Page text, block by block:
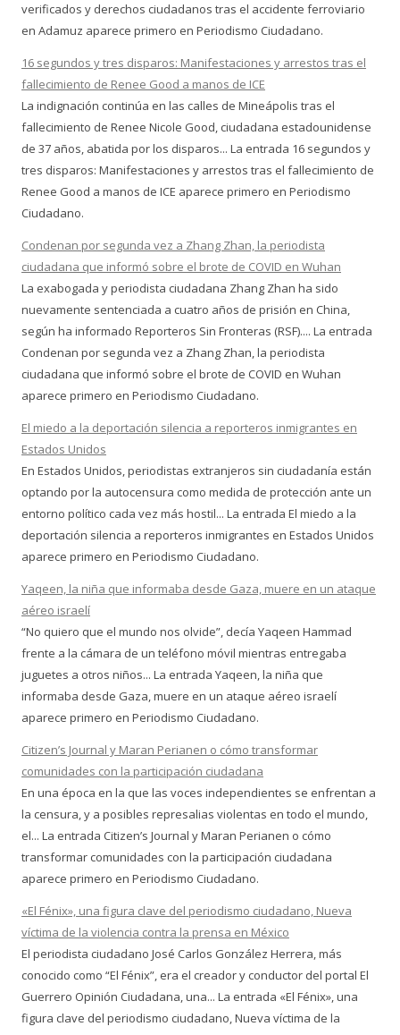
verificados y derechos ciudadanos tras el accidente ferroviario
en Adamuz aparece primero en Periodismo Ciudadano.
16 segundos y tres disparos: Manifestaciones y arrestos tras el
fallecimiento de Renee Good a manos de ICE
La indignación continúa en las calles de Mineápolis tras el
fallecimiento de Renee Nicole Good, ciudadana estadounidense
de 37 años, abatida por los disparos... La entrada 16 segundos y
tres disparos: Manifestaciones y arrestos tras el fallecimiento de
Renee Good a manos de ICE aparece primero en Periodismo
Ciudadano.
Condenan por segunda vez a Zhang Zhan, la periodista
ciudadana que informó sobre el brote de COVID en Wuhan
La exabogada y periodista ciudadana Zhang Zhan ha sido
nuevamente sentenciada a cuatro años de prisión en China,
según ha informado Reporteros Sin Fronteras (RSF).... La entrada
Condenan por segunda vez a Zhang Zhan, la periodista
ciudadana que informó sobre el brote de COVID en Wuhan
aparece primero en Periodismo Ciudadano.
El miedo a la deportación silencia a reporteros inmigrantes en
Estados Unidos
En Estados Unidos, periodistas extranjeros sin ciudadanía están
optando por la autocensura como medida de protección ante un
entorno político cada vez más hostil... La entrada El miedo a la
deportación silencia a reporteros inmigrantes en Estados Unidos
aparece primero en Periodismo Ciudadano.
Yaqeen, la niña que informaba desde Gaza, muere en un ataque
aéreo israelí
“No quiero que el mundo nos olvide”, decía Yaqeen Hammad
frente a la cámara de un teléfono móvil mientras entregaba
juguetes a otros niños... La entrada Yaqeen, la niña que
informaba desde Gaza, muere en un ataque aéreo israelí
aparece primero en Periodismo Ciudadano.
Citizen’s Journal y Maran Perianen o cómo transformar
comunidades con la participación ciudadana
En una época en la que las voces independientes se enfrentan a
la censura, y a posibles represalias violentas en todo el mundo,
el... La entrada Citizen’s Journal y Maran Perianen o cómo
transformar comunidades con la participación ciudadana
aparece primero en Periodismo Ciudadano.
«El Fénix», una figura clave del periodismo ciudadano, Nueva
víctima de la violencia contra la prensa en México
El periodista ciudadano José Carlos González Herrera, más
conocido como “El Fénix”, era el creador y conductor del portal El
Guerrero Opinión Ciudadana, una... La entrada «El Fénix», una
figura clave del periodismo ciudadano, Nueva víctima de la